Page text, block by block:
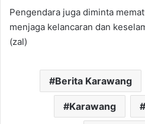
Pengendara juga diminta
menjaga kelancaran dan
(zal)
Berita Karawang
Karawang